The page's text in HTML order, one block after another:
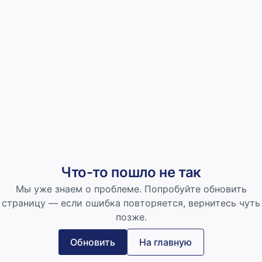
Что-то пошло не так
Мы уже знаем о проблеме. Попробуйте обновить
страницу — если ошибка повторяется, вернитесь чуть
позже.
Обновить На главную